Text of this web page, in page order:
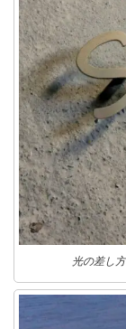
光の差し